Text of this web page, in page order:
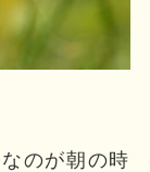
のが朝の時